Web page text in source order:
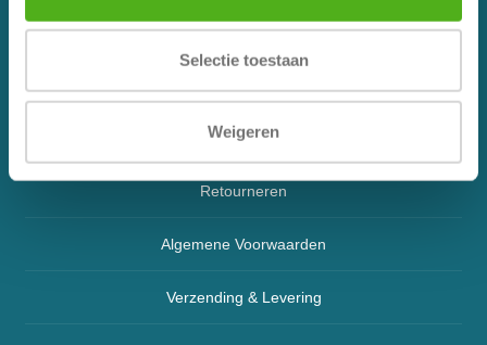
Selectie toestaan
Weigeren
Veelgestelde vragen
Blog
Retourneren
Algemene Voorwaarden
Verzending & Levering